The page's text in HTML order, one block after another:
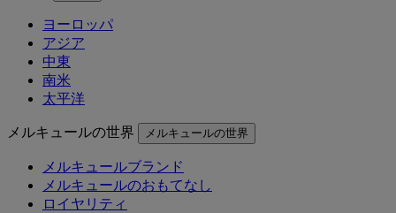
ヨーロッパ
アジア
中東
南米
太平洋
メルキュールの世界 メルキュールの世界
メルキュールブランド
メルキュールのおもてなし
ロイヤリティ